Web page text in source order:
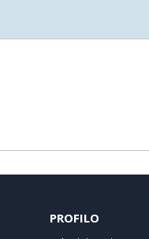
PROFILO